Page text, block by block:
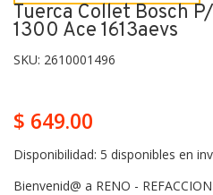
Tuerca Collet Bosch
1300 Ace 1613aevs
SKU: 2610001496
$ 649.00
Disponibilidad: 5 disponibles en
Bienvenid@ a RENO -